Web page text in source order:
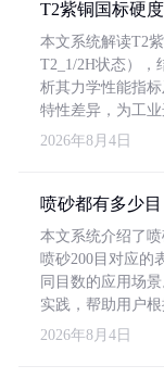
T2紫铜国标硬
本文系统解读T2
T2_1/2H状态），
析其力学性能指
特性差异，为工业
2026年8月4日
喷砂都有多少目
本文系统介绍了
喷砂200目对应的
同目数的应用场
实践，帮助用户
2026年8月4日